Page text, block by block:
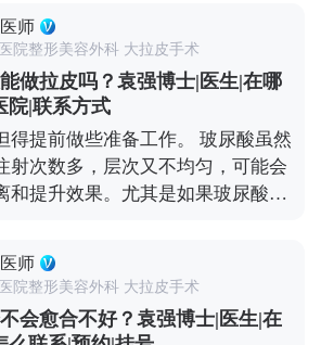
媒体平台（公众号、百家号、小红
细了解。
生才有足够的时间了解你的面部情
计个性化的手术方案。 其次，拉皮
期，要是你有重要的社交活动或者
提前规划好时间，避免恢复期和重
，手术前还得做一些必要的体检，
手术，这也需要预留时间。 最后，
重要因素。靠谱的医生手术排期通
预约才能避免等太久。建议大家只
知道更多关于MCR复合提升术的
媒体平台（公众号、百家号、小红
细了解。
师
院整形美容外科 大拉皮手术
做拉皮吗？袁强博士|医生|在哪
院|联系方式
得提前做些准备工作。 玻尿酸虽然
射次数多，层次又不均匀，可能会
和提升效果。尤其是如果玻尿酸跑
术前先面诊检查，看看面部玻尿酸
有必要，就先把多余的玻尿酸溶解
复稳定了再做拉皮。这样既能保证
提升效果更精准、更持久。 其实拉
师
院整形美容外科 大拉皮手术
会愈合不好？袁强博士|医生|在